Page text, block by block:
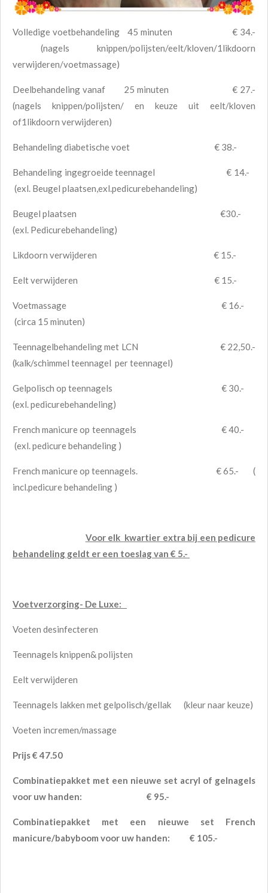
Volledige voetbehandeling 45 minuten € 34.-
(nagels knippen/polijsten/eelt/kloven/1likdoorn
verwijderen/voetmassage)
Deelbehandeling vanaf 25 minuten € 27.-
(nagels knippen/polijsten/ en keuze uit eelt/kloven
of1likdoorn verwijderen)
Behandeling diabetische voet € 38.-
Behandeling ingegroeide teennagel € 14.-
(exl. Beugel plaatsen,exl.pedicurebehandeling)
Beugel plaatsen €30.-
(exl. Pedicurebehandeling)
Likdoorn verwijderen € 15.-
Eelt verwijderen € 15.-
Voetmassage € 16.-
(circa 15 minuten)
Teennagelbehandeling met LCN € 22,50.-
(kalk/schimmel teennagel per teennagel)
Gelpolisch op teennagels € 30.-
(exl. pedicurebehandeling)
French manicure op teennagels € 40.-
(exl. pedicure behandeling )
French manicure op teennagels. € 65.- (
incl.pedicure behandeling )
Voor elk kwartier extra bij een pedicure
behandeling geldt er een toeslag van € 5.-
Voetverzorging- De Luxe:
Voeten desinfecteren
Teennagels knippen& polijsten
Eelt verwijderen
Teennagels lakken met gelpolisch/gellak (kleur naar keuze)
Voeten incremen/massage
Prijs € 47.50
Combinatiepakket met een nieuwe set acryl of gelnagels
voor uw handen: € 95.-
Combinatiepakket met een nieuwe set French
manicure/babyboom voor uw handen: € 105.-